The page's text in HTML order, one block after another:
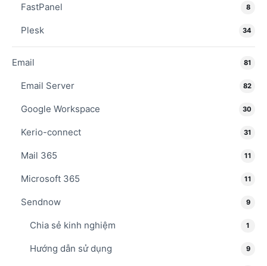
FastPanel 8
Plesk 34
Email 81
Email Server 82
Google Workspace 30
Kerio-connect 31
Mail 365 11
Microsoft 365 11
Sendnow 9
Chia sẻ kinh nghiệm 1
Hướng dẫn sử dụng 9